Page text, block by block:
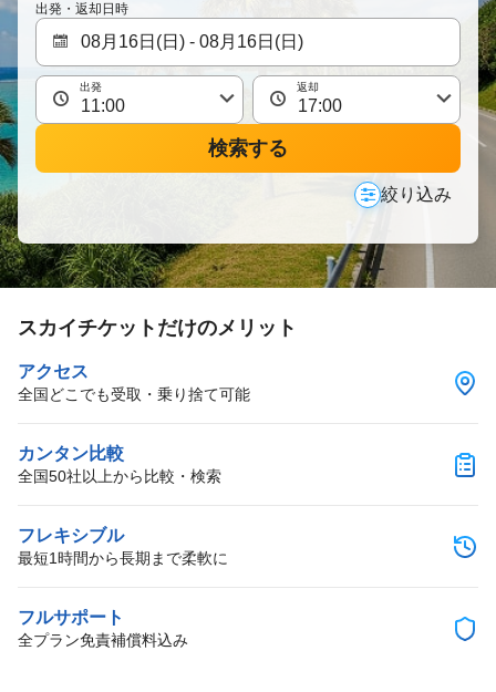
i
n
出発・返却日時
出発 返却
検索する
絞り込み
スカイチケットだけのメリット
アクセス
全国どこでも受取・乗り捨て可能
カンタン比較
全国50社以上から比較・検索
フレキシブル
最短1時間から長期まで柔軟に
フルサポート
全プラン免責補償料込み